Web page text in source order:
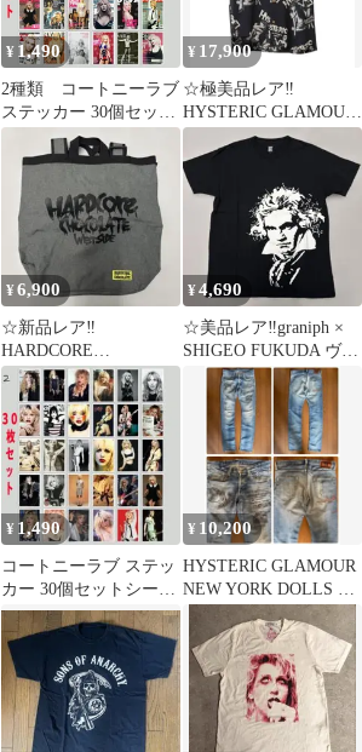
¥ 1,490
2種類 コートニーラブ
ステッカー 30個セット
シール ミニポスター グ
ランジ ロック ヴィンテ
ージ 海外セレブ 海外
アーティスト ファッシ
ョン グッズ
¥ 17,900
☆極美品レア‼️
HYSTERIC GLAMOUR
名作 アロハシャツ M ‼️
¥6,900
☆新品レア‼️
HARDCORE
CHOCOLATE 大阪 &
Amazon バッグ
¥4,690
☆美品レア‼️graniph ×
SHIGEO FUKUDA ヴェ
ートーベン T‼️
¥ 1,490
コートニーラブ ステッ
カー 30個セットシール
ミニポスター グランジ
ロック 2
¥ 10,200
HYSTERIC GLAMOUR
NEW YORK DOLLS ス
タッズデニム